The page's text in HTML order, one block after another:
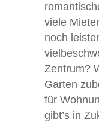
viele
noch
Zentrum?
Garten
für
gibt’s in